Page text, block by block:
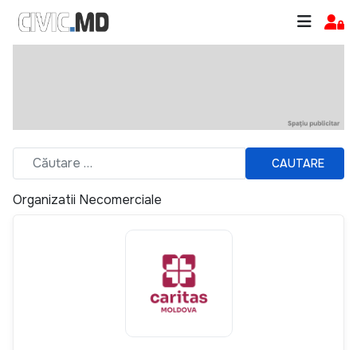
CAUTARE
Organizatii Necomerciale